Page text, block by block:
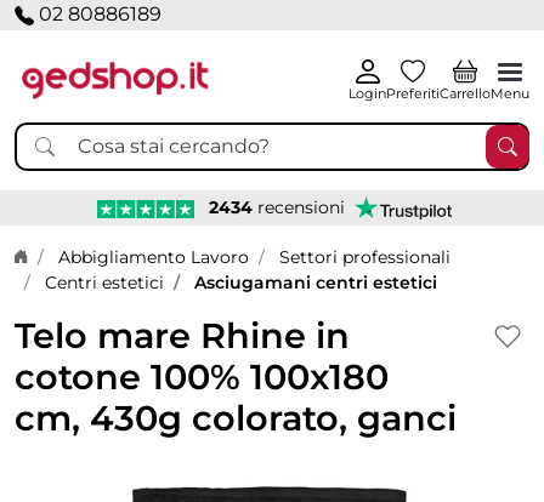
02 80886189
LoginPreferitiCarrelloMenu
2434 recensioni
Home page
Abbigliamento Lavoro
Settori professionali
Centri estetici
Asciugamani centri estetici
Telo mare Rhine in
cotone 100% 100x180
cm, 430g colorato, ganci